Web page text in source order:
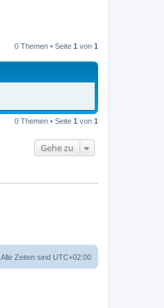
0 Themen • Seite 1 von 1
0 Themen • Seite 1 von 1
Gehe zu
Alle Zeiten sind UTC+02:00